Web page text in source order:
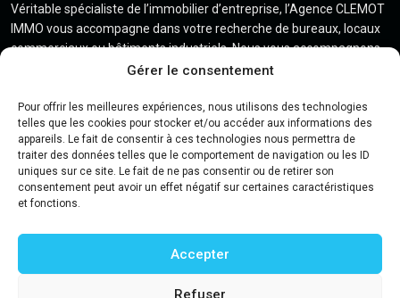
Gérer le consentement
Pour offrir les meilleures expériences, nous utilisons des technologies
telles que les cookies pour stocker et/ou accéder aux informations des
appareils. Le fait de consentir à ces technologies nous permettra de
traiter des données telles que le comportement de navigation ou les ID
uniques sur ce site. Le fait de ne pas consentir ou de retirer son
consentement peut avoir un effet négatif sur certaines caractéristiques
et fonctions.
Accepter
Refuser
Véritable spécialiste de l’immobilier d’entreprise, l’Agence CLEMOT
IMMO vous accompagne dans votre recherche de bureaux, locaux
commerciaux ou bâtiments industriels. Nous vous accompagnons
et mettons tout en œuvre pour faire aboutir vos projets dans les
Contact
02 41 29 16 14
contact.clemotimmo@orange.fr